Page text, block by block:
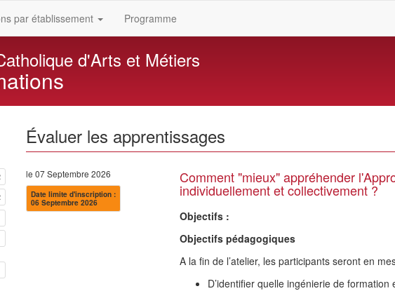
par établissement Programme
d'Arts et Métiers
Évaluer les apprentissages
le 07 Septembre 2026
Date limite d'inscription :
06 Septembre 2026
Comment "mieux" appréhender
individuellement et collectivement ?
Objectifs :
Objectifs pédagogiques
A la fin de l’atelier, les participants seront en
D’identifier quelle ingénierie de